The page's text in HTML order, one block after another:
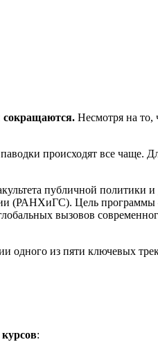
сокращаются. Несмотря на то,
происходят все чаще.
публичной политики
(РАНХиГС). Цель
вызовов
одного из пяти ключевых
: